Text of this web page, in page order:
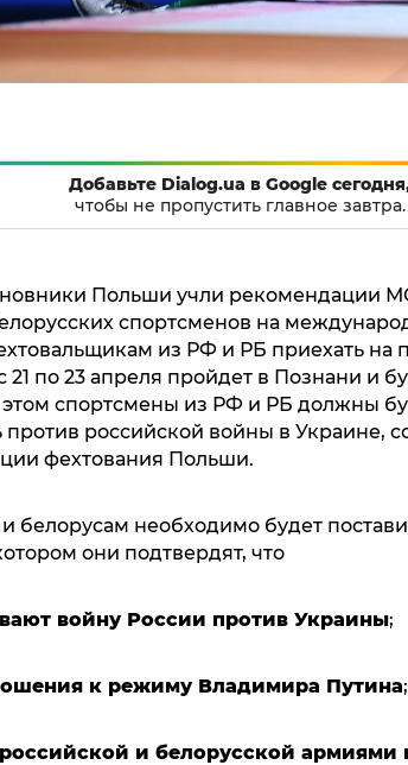
Добавьте Dialog.ua в Google
чтобы не пропустить главное завтра.
Польши учли рекомендации
спортсменов на
из РФ и РБ приехать на
21 по 23 апреля пройдет в Познани и
спортсмены из РФ и РБ должны
против российской войны в Украине,
фехтования Польши.
белорусам необходимо будет
они подтвердят, что
войну России против Украины;
к режиму Владимира Путина;
и белорусской армиями